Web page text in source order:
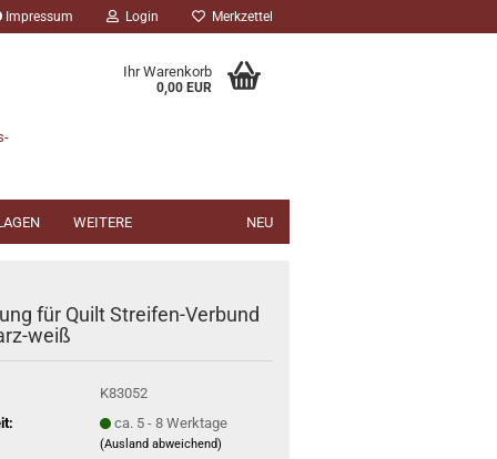
Impressum Login Merkzettel
Ihr Warenkorb
0,00 EUR
NEU
WEITERE
für Quilt Streifen-Verbund
weiß
K83052
ca. 5 - 8 Werktage
(Ausland abweichend)